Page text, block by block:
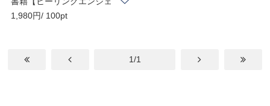
ルオラクルブッ..
1,980円/ 100pt
1/1